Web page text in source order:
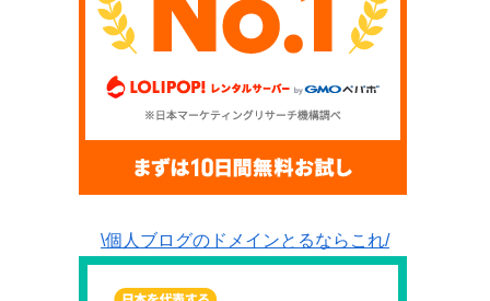
\個人ブログのドメインとるならこれ/